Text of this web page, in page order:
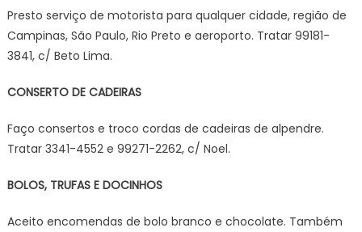
Presto serviço de motorista para qualquer cidade, região de
Campinas, São Paulo, Rio Preto e aeroporto. Tratar 99181-
3841, c/ Beto Lima.
CONSERTO DE CADEIRAS
Faço consertos e troco cordas de cadeiras de alpendre.
Tratar 3341-4552 e 99271-2262, c/ Noel.
BOLOS, TRUFAS E DOCINHOS
Aceito encomendas de bolo branco e chocolate. Também